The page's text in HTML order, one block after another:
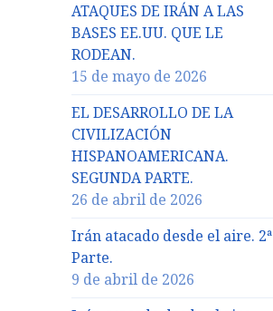
ATAQUES DE IRÁN A LAS
BASES EE.UU. QUE LE
RODEAN.
15 de mayo de 2026
EL DESARROLLO DE LA
CIVILIZACIÓN
HISPANOAMERICANA.
SEGUNDA PARTE.
26 de abril de 2026
Irán atacado desde el aire. 2ª
Parte.
9 de abril de 2026